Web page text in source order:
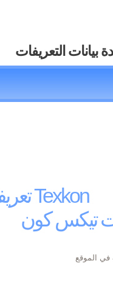
بيانات التعريفات
تعريفات Texkon
تيكس كون